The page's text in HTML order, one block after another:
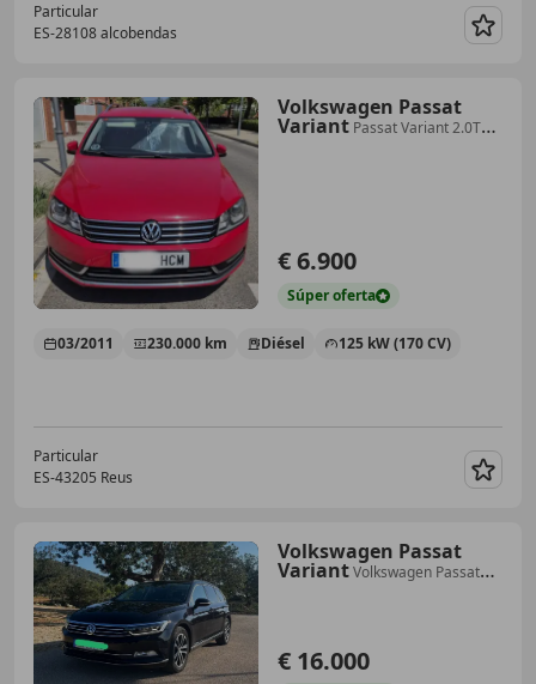
Particular
ES-28108 alcobendas
Volkswagen Passat
Variant Passat Variant 2.0TDI
€ 6.900
Súperoferta
03/2011 230.000 km Diésel 125 kW (170 CV)
Particular
ES-43205 Reus
Volkswagen Passat
VariantVolkswagen Passat
€ 16.000